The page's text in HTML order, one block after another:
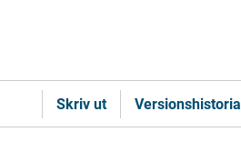
Versionshistoria
Skriv ut